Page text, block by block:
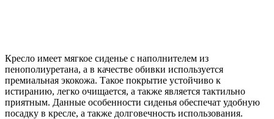
Кресло имеет мягкое сиденье с наполнителем из
пенополиуретана, а в качестве обивки используется
премиальная экокожа. Такое покрытие устойчиво к
истиранию, легко очищается, а также является тактильно
приятным. Данные особенности сиденья обеспечат удобную
посадку в кресле, а также долговечность использования.